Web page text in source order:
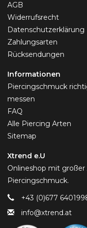
AGB
Widerrufsrecht
Datenschutzerklärung
Zahlungsarten
Rücksendungen
Informationen
Piercingschmuck
messen
FAQ
Alle Piercing Arten
Sitemap
Xtrend e.U
Onlineshop mit großer
Piercingschmuck.
+43 (0)677
info@xtrend.at